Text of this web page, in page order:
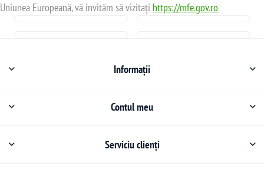
Uniunea Europeană, vă invităm să vizitați https://mfe.gov.ro
Informații
Contul meu
Serviciu clienți